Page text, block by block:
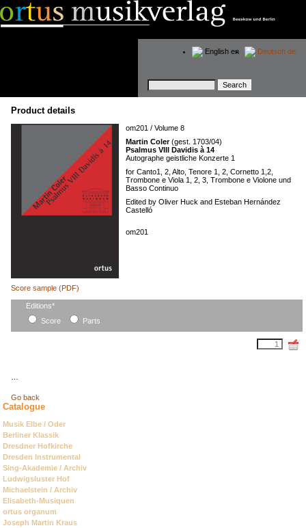
Keywords
Deutsch de
English en
Product details
om201 / Volume 8
Martin Coler(gest. 1703/04)
Psalmus VIII Davidis à 14
Autographe geistliche Konzerte 1
for Canto1, 2, Alto, Tenore 1, 2, Cornetto 1,2,
Trombone e Viola 1, 2, 3, Trombone e Violone und
Basso Continuo
Edited by Oliver Huck and Esteban Hernández
Castelló
om201
Score sample (PDF)
Mandatory
field
Editions*
Score
Parts
Go back
Catalogue
Skip
navigation
Musik Elbe / Oder
Berliner Klassik
Dresdner Hofkirche
Dresden Instrumental
Sing-Akademie / Archiv
Ludwigsluster Hof
Michaelstein / Archiv
Elisabeth-Musiquen
ortus organum
Joseph Martin Kraus